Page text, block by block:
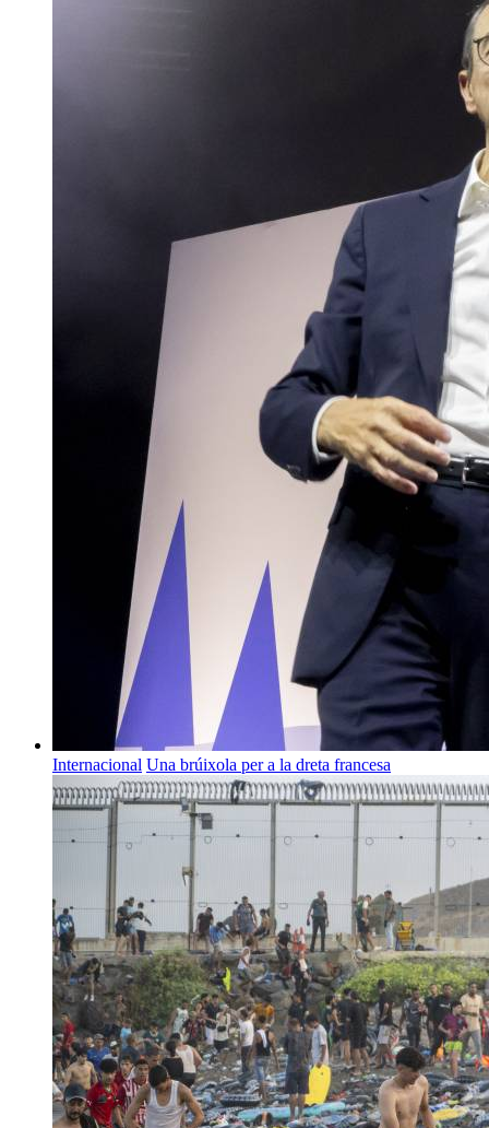
Internacional Una brúixola per a la dreta francesa